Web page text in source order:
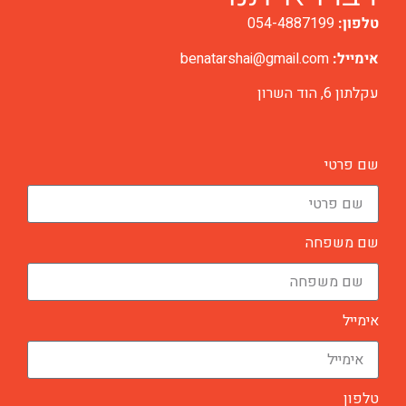
טלפון: 054-4887199
אימייל: benatarshai@gmail.com
עקלתון 6, הוד השרון
שם פרטי
שם משפחה
אימייל
טלפון